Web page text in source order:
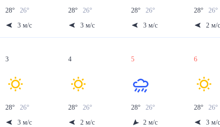
28° 26
3 м/с
28° 26
3 м/с
28° 26
3 м/с
28° 26
2 м/с
3
28° 26
3 м/с
4
28° 26
2 м/с
5
28° 26
2 м/с
6
28° 26
3 м/с